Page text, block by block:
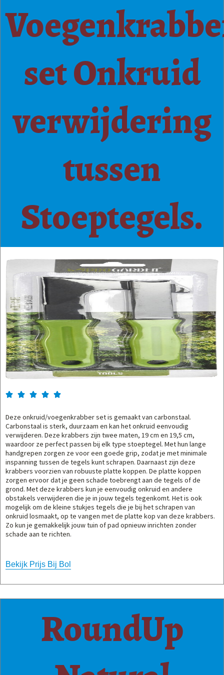
set Onkruid
verwijdering
tussen
Stoeptegels.
    
Deze onkruid/voegenkrabber set is gemaakt van carbonstaal.
Carbonstaal is sterk, duurzaam en kan het onkruid eenvoudig
verwijderen. Deze krabbers zijn twee maten, 19 cm en 19,5 cm,
waardoor ze perfect passen bij elk type stoeptegel. Met hun lange
handgrepen zorgen ze voor een goede grip, zodat je met minimale
inspanning tussen de tegels kunt schrapen. Daarnaast zijn deze
krabbers voorzien van robuuste platte koppen. De platte koppen
zorgen ervoor dat je geen schade toebrengt aan de tegels of de
grond. Met deze krabbers kun je eenvoudig onkruid en andere
obstakels verwijderen die je in jouw tegels tegenkomt. Het is ook
mogelijk om de kleine stukjes tegels die je bij het schrapen van
onkruid losmaakt, op te vangen met de platte kop van deze krabbers.
Zo kun je gemakkelijk jouw tuin of pad opnieuw inrichten zonder
schade aan te richten.
Bekijk Prijs Bij Bol
RoundUp